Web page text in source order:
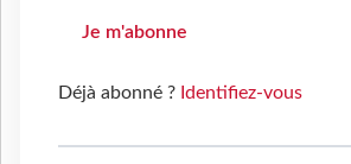
Je m'abonne
Déjà abonné ? Identifiez-vous